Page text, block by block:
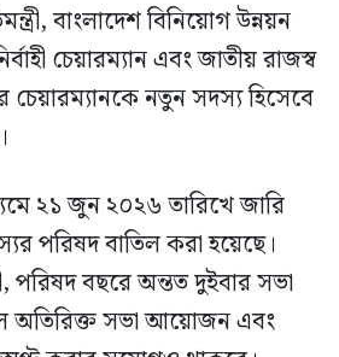
বাংলাদেশ বিনিয়োগ উন্নয়ন
চেয়ারম্যান এবং জাতীয় রাজস্ব
নতুন সদস্য হিসেবে
২১ জুন ২০২৬ তারিখে জারি
পরিষদ বাতিল করা হয়েছে।
বছরে অন্তত দুইবার সভা
অতিরিক্ত সভা আয়োজন এবং